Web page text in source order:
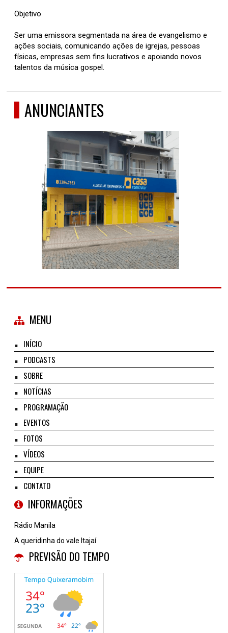
Objetivo
Ser uma emissora segmentada na área de evangelismo e
ações sociais, comunicando ações de igrejas, pessoas
físicas, empresas sem fins lucrativos e apoiando novos
talentos da música gospel.
ANUNCIANTES
MENU
INÍCIO
PODCASTS
SOBRE
NOTÍCIAS
PROGRAMAÇÃO
EVENTOS
FOTOS
VÍDEOS
EQUIPE
CONTATO
INFORMAÇÕES
Rádio Manila
A queridinha do vale Itajaí
PREVISÃO DO TEMPO